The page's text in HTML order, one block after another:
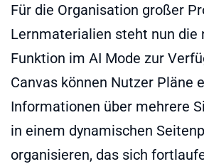
Für die Organisation großer
Lernmaterialien steht nun die
Funktion im AI Mode zur
Canvas können Nutzer Pläne
Informationen über mehrere
in einem dynamischen
organisieren, das sich